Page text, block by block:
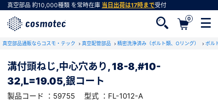
真空部品 約10,000種類 を常時在庫 当日出荷は17時まで受付
0
真空部品通販ならコスモ・テック 真空配管部品 精密洗浄済み（ボルト類、Oリング） ボル
溝付頭ねじ,中心穴あり, 18-8,#10-
32,L=19.05,銀コート
製品コード ：59755 型式 ：FL-1012-A
RoHS2適合報告書のダウンロード
下記製品のRoHS2適合報告書のダウンロードをします。
溝付頭ねじ,中心穴あり, 18-8,#10-
32,L=19.05,銀コート
型式 ：FL-1012-A 製品コード ：59755
会員登録がお済みでない方
会員登録をすれば、便利な機能がご利用いただけ